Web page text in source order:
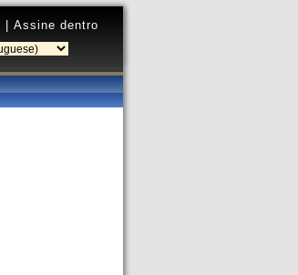
Assine dentro